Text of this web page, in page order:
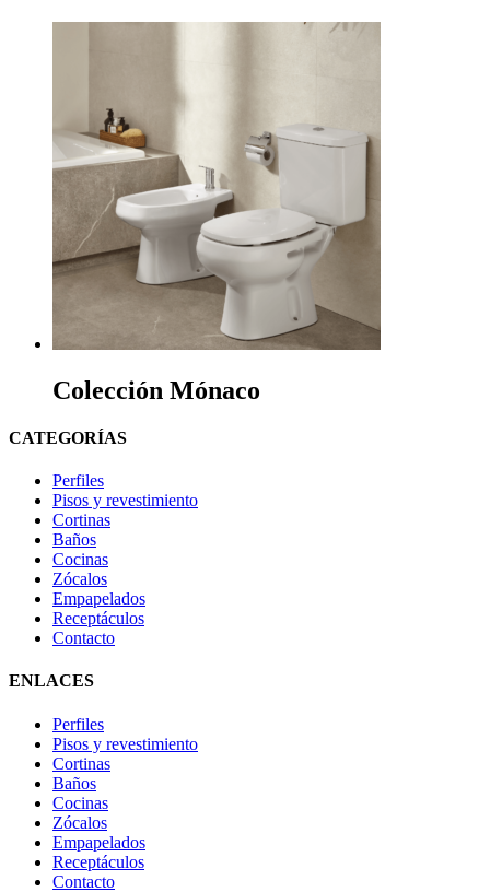
Colección Mónaco
CATEGORÍAS
Perfiles
Pisos y revestimiento
Cortinas
Baños
Cocinas
Zócalos
Empapelados
Receptáculos
Contacto
ENLACES
Perfiles
Pisos y revestimiento
Cortinas
Baños
Cocinas
Zócalos
Empapelados
Receptáculos
Contacto